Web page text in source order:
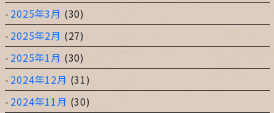
2025年3月 (30)
2025年2月 (27)
2025年1月 (30)
2024年12月 (31)
2024年11月 (30)